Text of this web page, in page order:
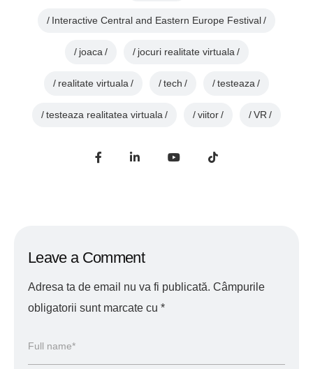
Interactive Central and Eastern Europe Festival
joaca jocuri realitate virtuala
realitate virtuala tech testeaza
testeaza realitatea virtuala viitor VR
Leave a Comment
Adresa ta de email nu va fi publicată. Câmpurile
obligatorii sunt marcate cu *